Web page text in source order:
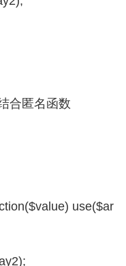
合匿名函数
use($ar